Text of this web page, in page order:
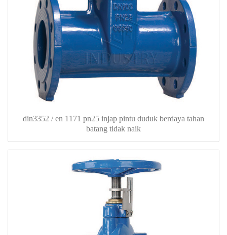
din3352 / en 1171 pn25 injap pintu duduk berdaya tahan
batang tidak naik